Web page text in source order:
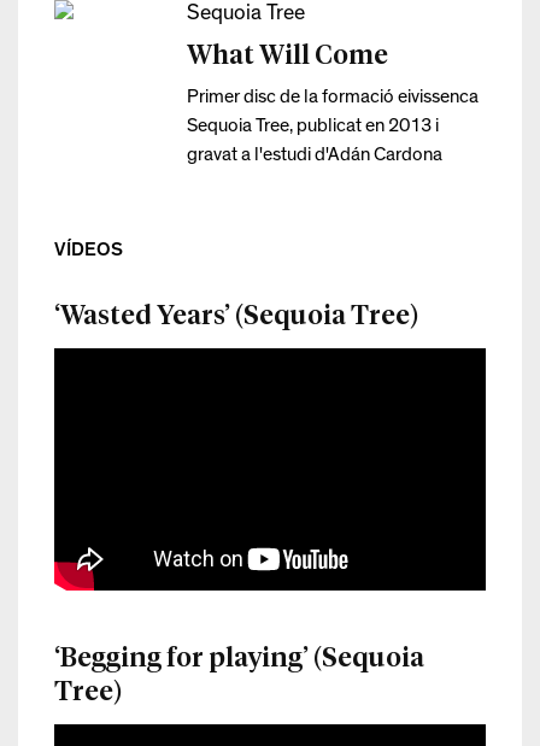
Sequoia Tree
What Will Come
Primer disc de la formació eivissenca
Sequoia Tree, publicat en 2013 i
gravat a l'estudi d'Adán Cardona
VÍDEOS
‘Wasted Years’ (Sequoia Tree)
‘Begging for playing’ (Sequoia
Tree)